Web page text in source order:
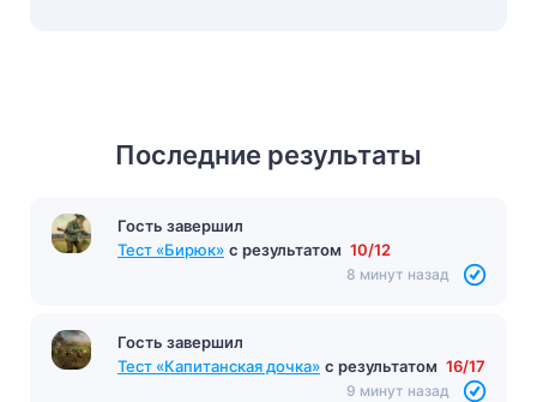
Последние результаты
Гость завершил
Тест «Кому на Руси жить хорошо» с
Гость завершил
Тест «Бирюк» с результатом 10/12
8 минут назад
Гость завершил
Тест «Капитанская дочка» с результатом 16/17
9 минут назад